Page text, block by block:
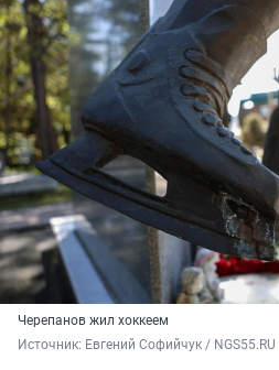
Черепанов жил хоккеем
Источник: Евгений Софийчук / NGS55.RU